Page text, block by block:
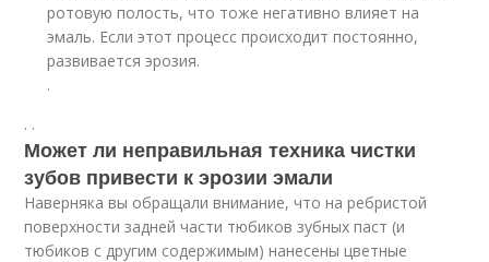
ротовую полость, что тоже негативно влияет на
эмаль. Если этот процесс происходит постоянно,
развивается эрозия.
.
. .
Может ли неправильная техника чистки
зубов привести к эрозии эмали
Наверняка вы обращали внимание, что на ребристой
поверхности задней части тюбиков зубных паст (и
тюбиков с другим содержимым) нанесены цветные